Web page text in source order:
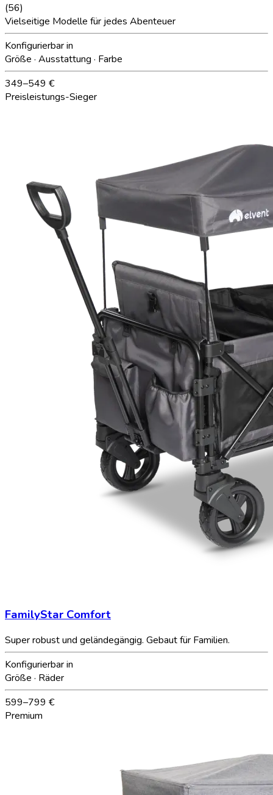
(56)
Vielseitige Modelle für jedes Abenteuer
Konfigurierbar in
Größe · Ausstattung · Farbe
349–549 €
Preisleistungs-Sieger
FamilyStar Comfort
Super robust und geländegängig. Gebaut für Familien.
Konfigurierbar in
Größe · Räder
599–799 €
Premium